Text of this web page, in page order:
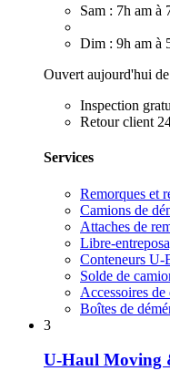
Sam : 7h am à
Dim : 9h am à
Ouvert aujourd'hui
Inspection
Retour client
Services
Remorques et
Camions de
Attaches de
Libre-
Conteneurs U-
Solde de
Accessoires de
Boîtes de
3
U-Haul Moving